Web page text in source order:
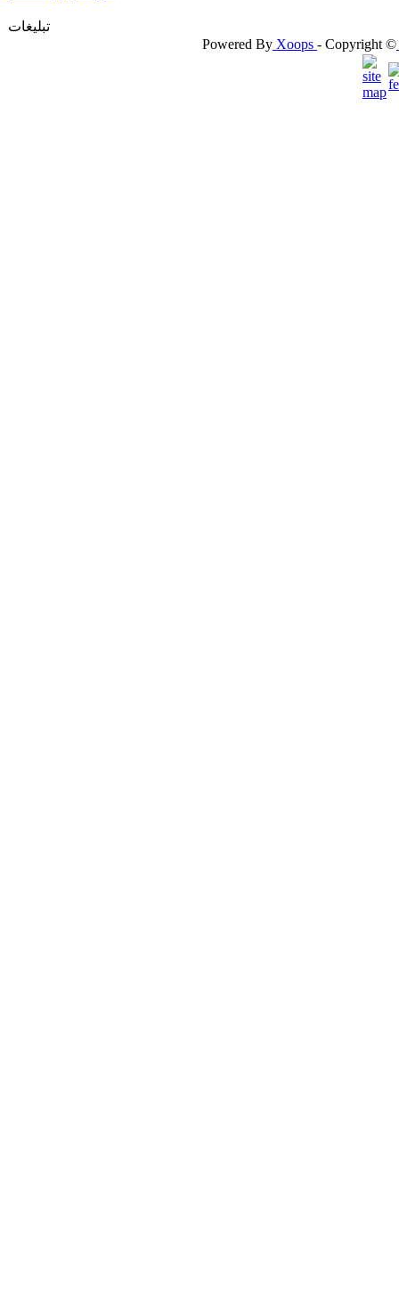
تبلیغات
Powered By Xoops - Copyright ©